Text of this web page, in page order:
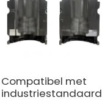
Compatibel met
industriestandaard